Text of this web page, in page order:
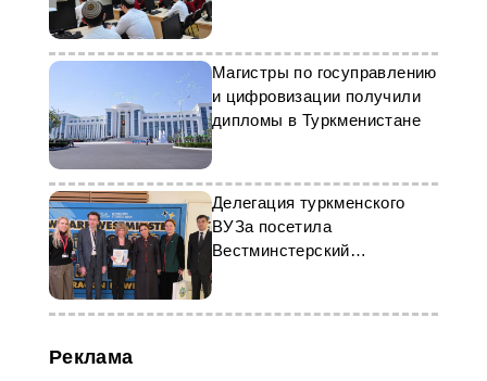
регионе
Магистры по госуправлению
и цифровизации получили
дипломы в Туркменистане
Делегация туркменского
ВУЗа посетила
Вестминстерский
университет
Реклама